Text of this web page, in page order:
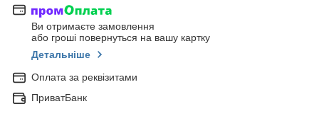
Ви отримаєте замовлення
або гроші повернуться на вашу картку
Детальніше
Оплата за реквізитами
ПриватБанк